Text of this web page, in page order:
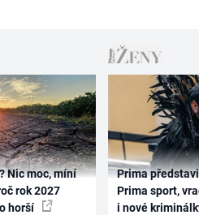
Nic moc, míní
rok 2027
horší
Prima
Prima sport,
i nové